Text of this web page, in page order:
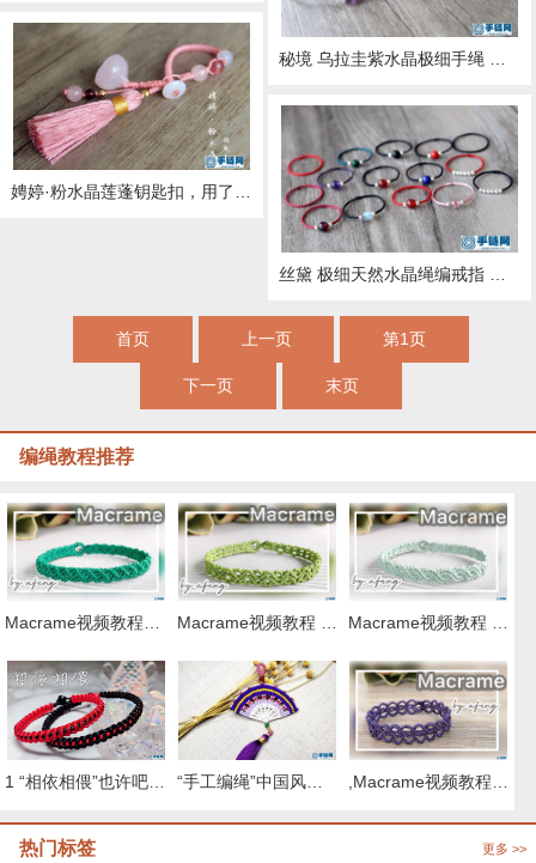
秘境 乌拉圭紫水晶极细手绳 二月生辰石 极细款紫水晶手绳 白羊座守护石 据说可以增进人缘增强记忆力，可以助学业哦
娉婷·粉水晶莲蓬钥匙扣，用了我喜欢的草莓晶石榴石搭配粉晶莲蓬和藕粉流苏，超少女的~
首页 上一页 第1页
下一页 末页
编绳教程推荐
“手工编绳”中国风桃花扇挂件编织教程视频（上集）
更多 >>
热门标签